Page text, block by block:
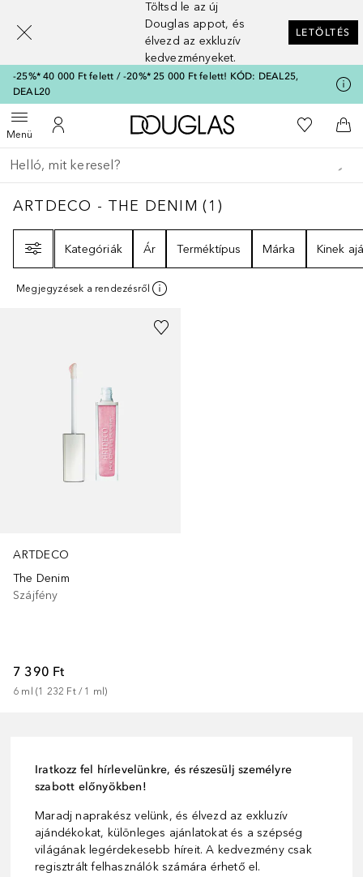
Töltsd le az új
Douglas appot, és
élvezd az exkluzív
kedvezményeket.
LETÖLTÉS
-25%* 40 000 Ft felett / -20%* 25 000 Ft felett! KÓD: DEAL25,
DEAL20
MenüMenü megnyitása
A fiókomhoz
A Douglas Főoldalra
A
Menj vissza
Keresés végrehajtása
ARTDECO - THE DENIM 1
ARTDECO - THE DENIM (1 )
Kategóriák
Ár Terméktípus Márka Kinek
Megjegyzések a rendezésről
ARTDECO
The Denim
Szájfény
7 390 Ft
6 ml (1 232 Ft / 1 ml)
Iratkozz fel hírlevelünkre, és részesülj személyre
szabott előnyökben!
Maradj naprakész velünk, és élvezd az exkluzív
ajándékokat, különleges ajánlatokat és a szépség
világának legérdekesebb híreit. A kedvezmény csak
regisztrált felhasználók számára érhető el.
[navigation.slideout.screenreader]